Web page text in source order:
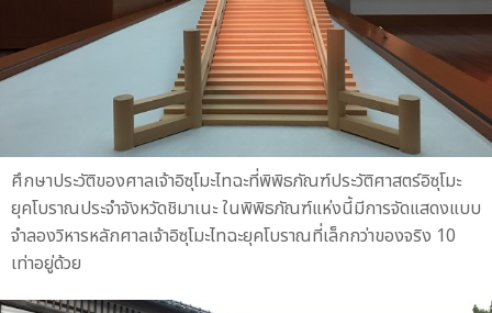
ศึกษาประวัติของศาลเจ้าอิซุโมะไทฉะที่พิพิธภัณฑ์ประวัติศาสตร์อิซุโมะ
ยุคโบราณประจำจังหวัดชิมาเนะ ในพิพิธภัณฑ์แห่งนี้มีการจัดแสดงแบบ
จำลองวิหารหลักศาลเจ้าอิซุโมะไทฉะยุคโบราณที่เล็กกว่าของจริง 10
เท่าอยู่ด้วย